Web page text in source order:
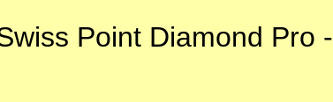
Point Diamond Pro -